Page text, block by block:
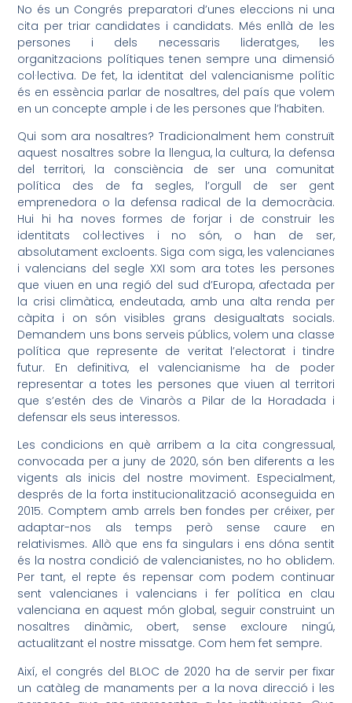
No és un Congrés preparatori d’unes eleccions ni una
cita per triar candidates i candidats. Més enllà de les
persones i dels necessaris lideratges, les
organitzacions polítiques tenen sempre una dimensió
col·lectiva. De fet, la identitat del valencianisme polític
és en essència parlar de nosaltres, del país que volem
en un concepte ample i de les persones que l’habiten.
Qui som ara nosaltres? Tradicionalment hem construït
aquest nosaltres sobre la llengua, la cultura, la defensa
del territori, la consciència de ser una comunitat
política des de fa segles, l’orgull de ser gent
emprenedora o la defensa radical de la democràcia.
Hui hi ha noves formes de forjar i de construir les
identitats col·lectives i no són, o han de ser,
absolutament excloents. Siga com siga, les valencianes
i valencians del segle XXI som ara totes les persones
que viuen en una regió del sud d’Europa, afectada per
la crisi climàtica, endeutada, amb una alta renda per
càpita i on són visibles grans desigualtats socials.
Demandem uns bons serveis públics, volem una classe
política que represente de veritat l’electorat i tindre
futur. En definitiva, el valencianisme ha de poder
representar a totes les persones que viuen al territori
que s’estén des de Vinaròs a Pilar de la Horadada i
defensar els seus interessos.
Les condicions en què arribem a la cita congressual,
convocada per a juny de 2020, són ben diferents a les
vigents als inicis del nostre moviment. Especialment,
després de la forta institucionalització aconseguida en
2015. Comptem amb arrels ben fondes per créixer, per
adaptar-nos als temps però sense caure en
relativismes. Allò que ens fa singulars i ens dóna sentit
és la nostra condició de valencianistes, no ho oblidem.
Per tant, el repte és repensar com podem continuar
sent valencianes i valencians i fer política en clau
valenciana en aquest món global, seguir construint un
nosaltres dinàmic, obert, sense excloure ningú,
actualitzant el nostre missatge. Com hem fet sempre.
Així, el congrés del BLOC de 2020 ha de servir per fixar
un catàleg de manaments per a la nova direcció i les